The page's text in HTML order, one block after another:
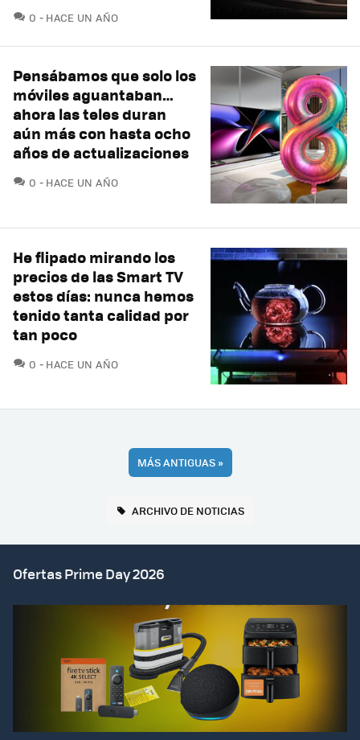
0 COMENTARIOS
HACE UN AÑO
Pensábamos que solo los
móviles aguantaban…
ahora las teles duran
aún más con hasta ocho
años de actualizaciones
0 COMENTARIOS
HACE UN AÑO
He flipado mirando los
precios de las Smart TV
estos días: nunca hemos
tenido tanta calidad por
tan poco
0 COMENTARIOS
HACE UN AÑO
MÁS ANTIGUAS»
ARCHIVO DE NOTICIAS
Ofertas Prime Day 2026